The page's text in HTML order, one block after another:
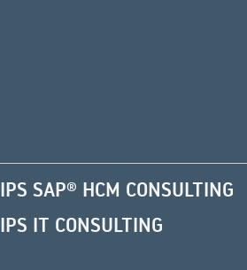
IPS SAP® HCM CONSULTING
IPS IT CONSULTING